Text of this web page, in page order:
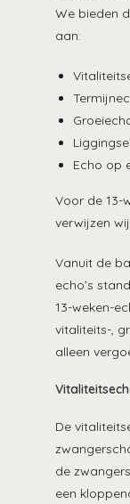
We bieden
aan:
Echo op
Voor de 13-
verwijzen
Vanuit de
echo’s
13-weken-
vitaliteits-,
alleen
De
de
een